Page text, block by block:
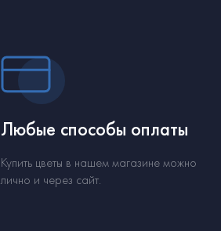
Любые способы оплаты
Купить цветы в нашем магазине можно
лично и через сайт.